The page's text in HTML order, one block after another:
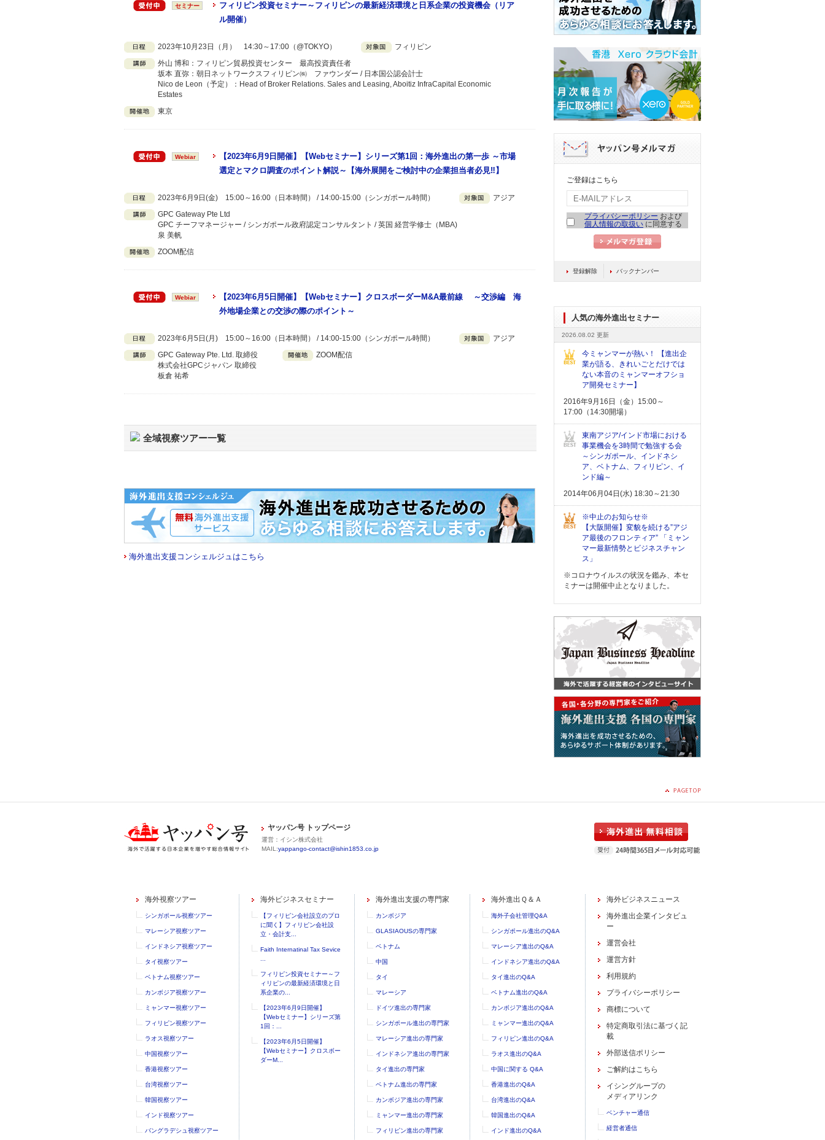
セミナー
フィリピン投資セミナー～フィリピンの最新経済環境と日系企業の投資機会（リア
ル開催）
2023年10月23日（月） 14:30～17:00（@TOKYO） フィリピン
外山 博和：フィリピン貿易投資センター 最高投資責任者
坂本 直弥：朝日ネットワークスフィリピン㈱ ファウンダー / 日本国公認会計士
Nico de Leon（予定）：Head of Broker Relations. Sales and Leasing, Aboitiz InfraCapital Economic
Estates
東京
Webiar
【2023年6月9日開催】【Webセミナー】シリーズ第1回：海外進出の第一歩 ～市場
選定とマクロ調査のポイント解説～【海外展開をご検討中の企業担当者必見‼】
2023年6月9日(金) 15:00～16:00（日本時間） / 14:00-15:00（シンガポール時間） アジア
GPC Gateway Pte Ltd
GPC チーフマネージャー / シンガポール政府認定コンサルタント / 英国 経営学修士（MBA)
泉 美帆
ZOOM配信
Webiar
【2023年6月5日開催】【Webセミナー】クロスボーダーM&A最前線 ～交渉編 海
外地場企業との交渉の際のポイント～
2023年6月5日(月) 15:00～16:00（日本時間） / 14:00-15:00（シンガポール時間） アジア
GPC Gateway Pte. Ltd. 取締役
株式会社GPCジャパン 取締役
板倉 祐希
ZOOM配信
全域視察ツアー一覧
海外進出支援コンシェルジュはこちら
ご登録はこちら
プライバシーポリシー および
個人情報の取扱い に同意する
登録解除 バックナンバー
人気の海外進出セミナー
2026.08.02 更新
今ミャンマーが熱い！ 【進出企
業が語る、きれいごとだけでは
ない本音のミャンマーオフショ
ア開発セミナー】
2016年9月16日（金）15:00～
17:00（14:30開場）
東南アジア/インド市場における
事業機会を3時間で勉強する会
～シンガポール、インドネシ
ア、ベトナム、フィリピン、イ
ンド編～
2014年06月04日(水) 18:30～21:30
※中止のお知らせ※
【大阪開催】変貌を続ける”アジ
ア最後のフロンティア” 「ミャン
マー最新情勢とビジネスチャン
ス」
※コロナウイルスの状況を鑑み、本セ
ミナーは開催中止となりました。
ヤッパン号 トップページ
運営：イシン株式会社
MAIL:yappango-contact@ishin1853.co.jp
海外視察ツアー
シンガポール視察ツアー
マレーシア視察ツアー
インドネシア視察ツアー
タイ視察ツアー
ベトナム視察ツアー
カンボジア視察ツアー
ミャンマー視察ツアー
フィリピン視察ツアー
ラオス視察ツアー
中国視察ツアー
香港視察ツアー
台湾視察ツアー
韓国視察ツアー
インド視察ツアー
バングラデシュ視察ツアー
海外ビジネスセミナー
【フィリピン会社設立のプロ
に聞く】フィリピン会社設
立・会計支...
Faith Internatinal Tax Sevice
フィリピン投資セミナー～フ
ィリピンの最新経済環境と日
系企業の...
【2023年6月9日開催】
【Webセミナー】シリーズ第
1回：...
【2023年6月5日開催】
【Webセミナー】クロスボー
ダーM...
海外進出支援の専門家
カンボジア
GLASIAOUSの専門家
ベトナム
中国
タイ
マレーシア
ドイツ進出の専門家
シンガポール進出の専門家
マレーシア進出の専門家
インドネシア進出の専門家
タイ進出の専門家
ベトナム進出の専門家
カンボジア進出の専門家
ミャンマー進出の専門家
フィリピン進出の専門家
海外進出Ｑ＆Ａ
海外子会社管理Q&A
シンガポール進出のQ&A
マレーシア進出のQ&A
インドネシア進出のQ&A
タイ進出のQ&A
ベトナム進出のQ&A
カンボジア進出のQ&A
ミャンマー進出のQ&A
フィリピン進出のQ&A
ラオス進出のQ&A
中国に関する Q&A
香港進出のQ&A
台湾進出のQ&A
韓国進出のQ&A
インド進出のQ&A
海外ビジネスニュース
海外進出企業インタビュ
ー
運営会社
運営方針
利用規約
プライバシーポリシー
商標について
特定商取引法に基づく記
載
外部送信ポリシー
ご解約はこちら
イシングループの
メディアリンク
ベンチャー通信
経営者通信